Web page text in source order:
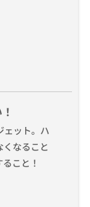
ェット。ハ
なること
こと！